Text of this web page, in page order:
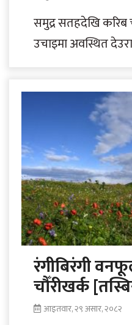
समुद्र सतहदेखि करिब
उचाइमा अवस्थित
रंगीबिरंगी
चौँरीखर्क
आइतवार, २९ असार, २०८२